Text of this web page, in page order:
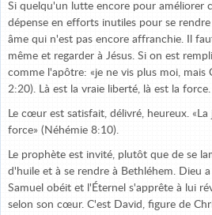
Si quelqu'un lutte encore pour améliorer
dépense en efforts inutiles pour se
âme qui n'est pas encore affranchie. Il
même et regarder à Jésus. Si on est
comme l'apôtre: «je ne vis plus moi, mais
2:20). Là est la vraie liberté, là est la force.
Le cœur est satisfait, délivré, heureux.
force» (Néhémie 8:10).
Le prophète est invité, plutôt que de se
d'huile et à se rendre à Bethléhem. Dieu
Samuel obéit et l'Éternel s'apprête à lui
selon son cœur. C'est David, figure de